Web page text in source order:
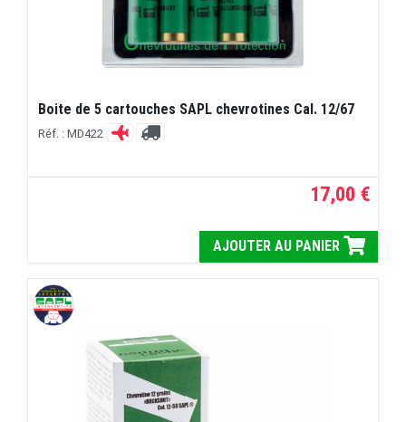
Boite de 5 cartouches SAPL chevrotines Cal. 12/67
Réf. : MD422
17,00 €
AJOUTER AU PANIER